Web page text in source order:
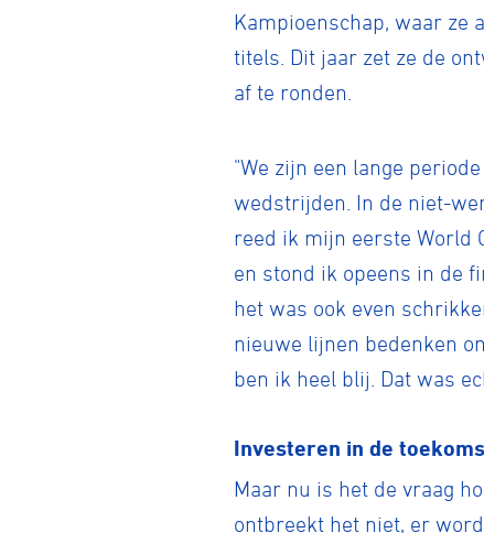
Kampioenschap, waar ze
titels. Dit jaar zet ze de
af te ronden.
"We zijn een lange
wedstrijden. In de niet-
reed ik mijn eerste World
en stond ik opeens in de
het was ook even
nieuwe lijnen bedenken
ben ik heel blij. Dat was
Investeren in de
Maar nu is het de vraag
ontbreekt het niet, er